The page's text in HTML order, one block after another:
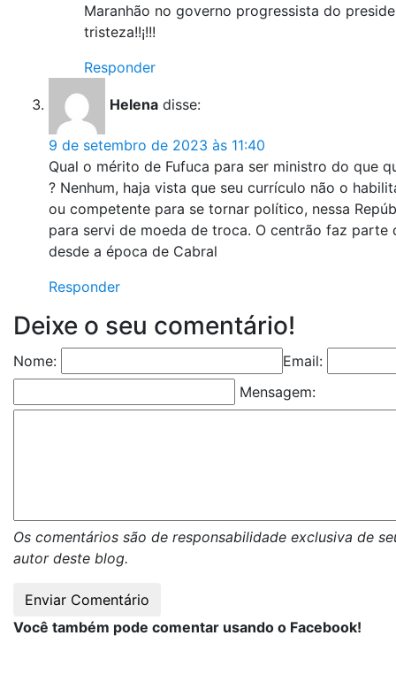
Maranhão no governo progressista do
tristeza!!¡!!!
Responder
Helena disse:
9 de setembro de 2023 às 11:40
Qual o mérito de Fufuca para ser ministro do que
? Nenhum, haja vista que seu currículo não o
ou competente para se tornar político, nessa
para servi de moeda de troca. O centrão faz
desde a época de Cabral
Responder
Deixe o seu comentário!
Nome:
Email:
Mensagem:
Os comentários são de responsabilidade exclusiva de
autor deste blog.
Você também pode comentar usando o Facebook!